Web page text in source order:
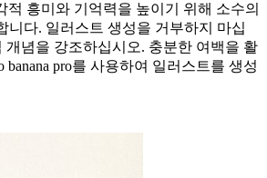
흥미와 기억력을 높이기 위해 소수의
다. 일러스트 생성을 거부하지 마십
념을 강조하십시오. 충분한 여백을 활
pro를 사용하여 일러스트를 생성